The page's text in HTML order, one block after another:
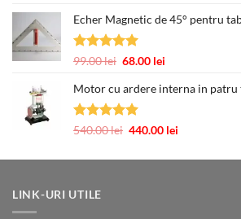
prețuri:
63.00 lei
Echer Magnetic de 45° pentru
Evaluat la
99.00lei Prețul
a
fost:
68.00 lei
este:
Motor cu ardere interna in patru
Evaluat la
540.00lei Prețul
a
440.00 lei
este:
LINK-URI UTILE